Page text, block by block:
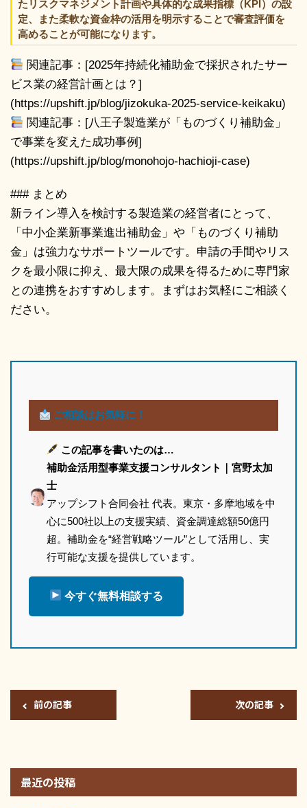
たリスクマネジメント計画や具体的な成果指標（KPI）の設
定、また柔軟な資金枠の活用を明示することで審査評価を
高めることが可能になります。
関連記事：[2025年持続化補助金で採択されたサー
ビス業の経営計画とは？]
(https://upshift.jp/blog/jizokuka-2025-service-keikaku)
関連記事：[八王子製造業が「ものづくり補助金」
で事業を変えた成功事例]
(https://upshift.jp/blog/monohojo-hachioji-case)
### まとめ
新ライン導入を検討する製造業の経営者にとって、
「中小企業新事業進出補助金」や「ものづくり補助
金」は強力なサポートツールです。申請の手間やリス
クを最小限に抑え、最大限の成果を得るために専門家
との連携をおすすめします。まずはお気軽にご相談く
ださい。
ご相談はお気軽に！
この記事を書いたのは…
補助金活用型事業支援コンサルタント｜宮野太加
士
アップシフト合同会社 代表。東京・多摩地域を中
心に500社以上の支援実績、資金調達総額50億円
超。補助金を“経営戦略ツール”として活用し、実
行可能な支援を提供しています。
今すぐ無料相談する
前の記事 次の記事
最近の投稿